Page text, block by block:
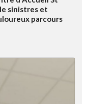
sinistres et
parcours